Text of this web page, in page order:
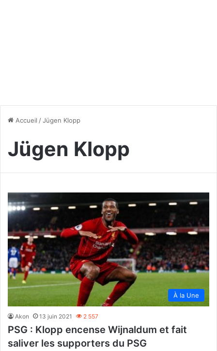
Accueil /Jügen Klopp
Jügen Klopp
À la Une
Akon 13 juin 2021 2 557
PSG : Klopp encense Wijnaldum et fait
saliver les supporters du PSG